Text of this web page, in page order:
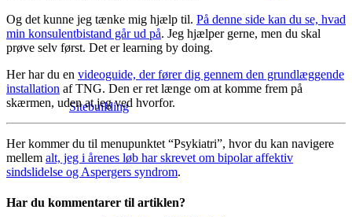
Sitebuilding
Og det kunne jeg tænke mig hjælp til. På denne side kan du se, hvad
min konsulentbistand går ud på. Jeg hjælper gerne, men du skal
prøve selv først. Det er learning by doing.
Her har du en videoguide, der fører dig gennem den grundlæggende
installation af TNG. Den er ret længe om at komme frem på
skærmen, uden at jeg ved hvorfor.
Her kommer du til menupunktet “Psykiatri”, hvor du kan navigere
mellem alt, jeg i årenes løb har skrevet om bipolar affektiv
sindslidelse og Aspergers syndrom.
Har du kommentarer til artiklen?